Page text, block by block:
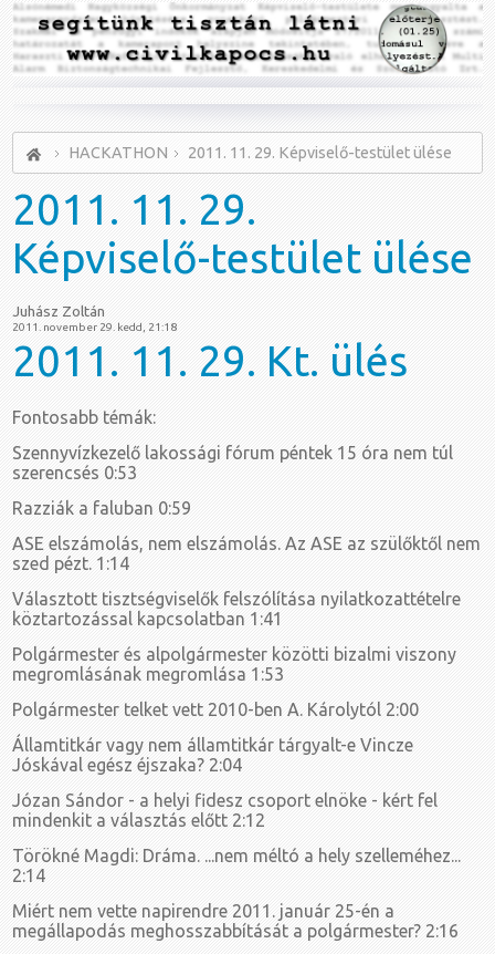
HACKATHON 2011. 11. 29. Képviselő-testület ülése
2011. 11. 29.
Képviselő-testület ülése
Juhász Zoltán
2011. november 29. kedd, 21:18
2011. 11. 29. Kt. ülés
Fontosabb témák:
Szennyvízkezelő lakossági fórum péntek 15 óra nem túl
szerencsés 0:53
Razziák a faluban 0:59
ASE elszámolás, nem elszámolás. Az ASE az szülőktől nem
szed pézt. 1:14
Választott tisztségviselők felszólítása nyilatkozattételre
köztartozással kapcsolatban 1:41
Polgármester és alpolgármester közötti bizalmi viszony
megromlásának megromlása 1:53
Polgármester telket vett 2010-ben A. Károlytól 2:00
Államtitkár vagy nem államtitkár tárgyalt-e Vincze
Jóskával egész éjszaka? 2:04
Józan Sándor - a helyi fidesz csoport elnöke - kért fel
mindenkit a választás előtt 2:12
Törökné Magdi: Dráma. ...nem méltó a hely szelleméhez...
2:14
Miért nem vette napirendre 2011. január 25-én a
megállapodás meghosszabbítását a polgármester? 2:16